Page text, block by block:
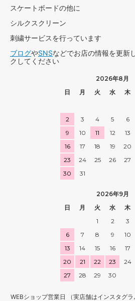
スケートボードの他に
シルクスクリーン
刺繍サービスを行っています
ブログやSNSなどでお店の情報を更新
クしてください
2026年8月
日
月 火 水 木
2
3 4 5 6
9
10 11 12 13
16
17 18 19 20
23
24 25 26 27
30
31
2026年9月
日
月 火 水 木
1
2 3
6
7 8 9 10
13
14 15 16 17
20
21 22 23 24
27
28 29 30
WEBショップ営業日 （実店舗はインスタグ